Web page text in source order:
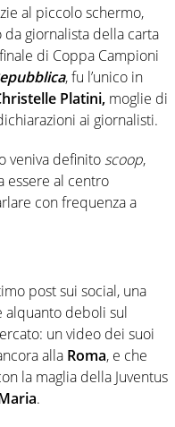
al piccolo schermo,
da giornalista della carta
di Coppa Campioni
, fu l’unico in
Platini, moglie di
ai giornalisti.
veniva definitoscoop,
essere al centro
con frequenza a
post sui social, una
alquanto deboli sul
un video dei suoi
alla Roma, e che
la maglia della Juventus
.